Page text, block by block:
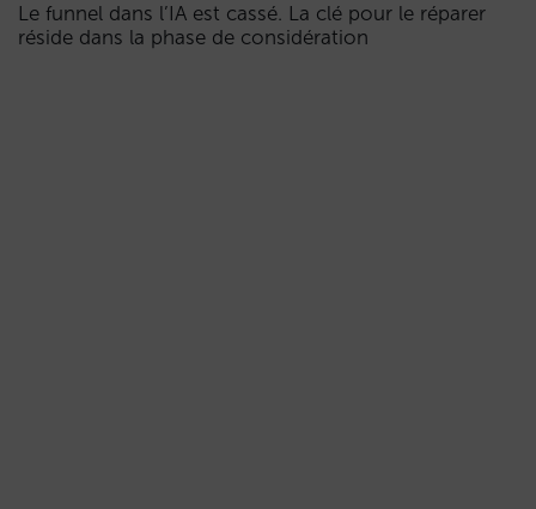
Le funnel dans l’IA est cassé. La clé pour le réparer
réside dans la phase de considération